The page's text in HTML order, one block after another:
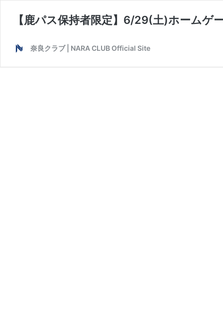
【鹿パス保持者限定】6/29(土)ホームゲ
奈良クラブ | NARA CLUB Official Site